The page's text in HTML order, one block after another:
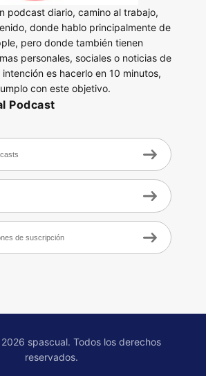
podcast diario, camino al trabajo,
donde hablo principalmente de
pero donde también tienen
personales, sociales o noticias de
es hacerlo en 10 minutos,
con este objetivo.
Podcast
de suscripción
spascual. Todos los derechos
reservados.